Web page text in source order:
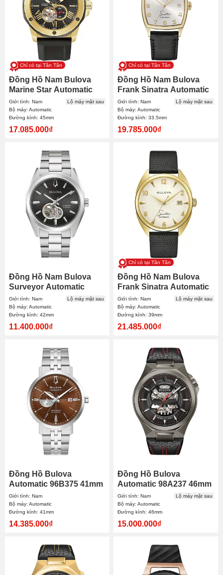
Chỉ có tại Tân Tân
Đồng Hồ Nam Bulova
Marine Star Automatic
98A272 45mm
Giới tính: Nam
Bộ máy: Automatic
Đường kính: 45mm
Lộ máy mặt sau
17.085.000₫
Chỉ có tại Tân Tân
Đồng Hồ Nam Bulova
Frank Sinatra Automatic
97B197 33.5mm
Giới tính: Nam
Bộ máy: Automatic
Đường kính: 33.5mm
Lộ máy mặt sau
19.785.000₫
Đồng Hồ Nam Bulova
Surveyor Automatic
96A270 42mm
Giới tính: Nam
Bộ máy: Automatic
Đường kính: 42mm
Lộ máy mặt sau
11.400.000₫
Chỉ có tại Tân Tân
Đồng Hồ Nam Bulova
Frank Sinatra Automatic
97B196 39mm
Giới tính: Nam
Bộ máy: Automatic
Đường kính: 39mm
Lộ máy mặt sau
21.485.000₫
Đồng Hồ Bulova
Automatic 96B375 41mm
Nam
Giới tính: Nam
Bộ máy: Automatic
Đường kính: 41mm
14.385.000₫
Đồng Hồ Bulova
Automatic 98A237 46mm
Nam
Giới tính: Nam
Bộ máy: Automatic
Đường kính: 46mm
Lộ máy mặt sau
15.000.000₫